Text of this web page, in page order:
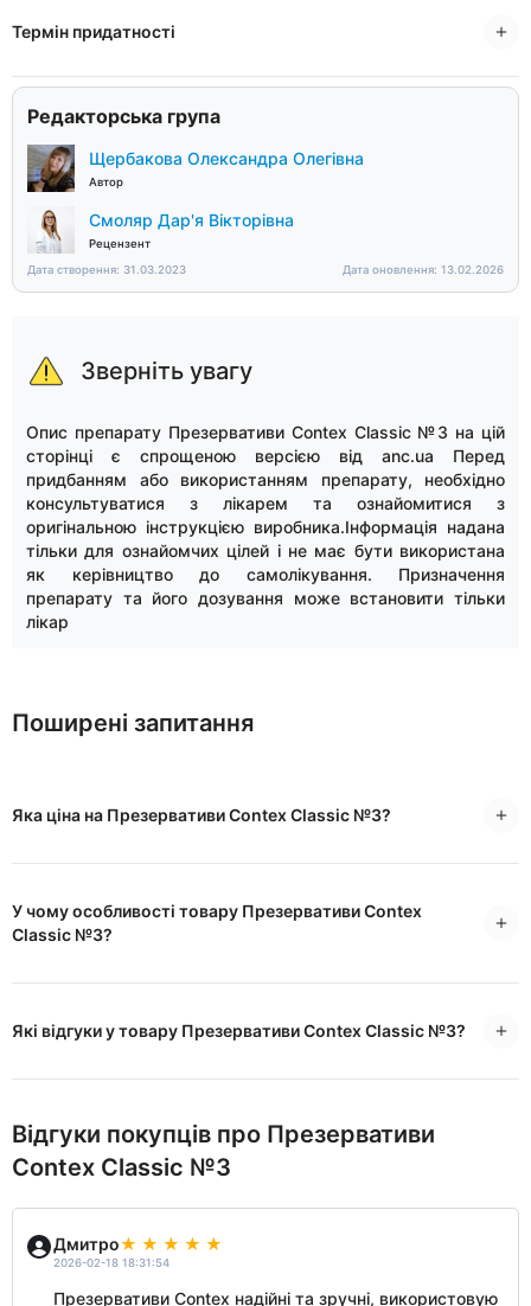
Термін придатності
Редакторська група
Щербакова Олександра Олегівна
Автор
Смоляр Дар'я Вікторівна
Рецензент
Дата створення: 31.03.2023
Дата оновлення: 13.02.2026
Зверніть увагу
Опис препарату Презервативи Contex Classic №3 на цій
сторінці є спрощеною версією від anc.ua Перед
придбанням або використанням препарату, необхідно
консультуватися з лікарем та ознайомитися з
оригінальною інструкцією виробника.Інформація надана
тільки для ознайомчих цілей і не має бути використана
як керівництво до самолікування. Призначення
препарату та його дозування може встановити тільки
лікар
Поширені запитання
Яка ціна на Презервативи Contex Classic №3?
У чому особливості товару Презервативи Contex
Classic №3?
Які відгуки у товару Презервативи Contex Classic №3?
Відгуки покупців про Презервативи
Contex Classic №3
Дмитро
2026-02-18 18:31:54
Презервативи Contex надійні та зручні, використовую